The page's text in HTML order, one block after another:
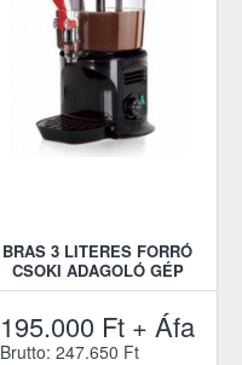
BRAS 3 LITERES FORRÓ
CSOKI ADAGOLÓ GÉP
195.000 Ft + Áfa
Brutto: 247.650 Ft